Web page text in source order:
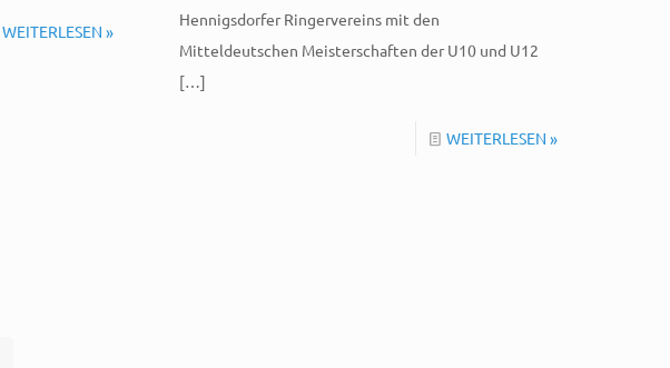
WEITERLESEN »
Hennigsdorfer Ringervereins mit den
Mitteldeutschen Meisterschaften der U10 und U12
[…]
WEITERLESEN »